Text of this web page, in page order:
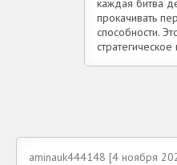
каждая битва
прокачивать
способности.
aminauk444148 [4 ноября